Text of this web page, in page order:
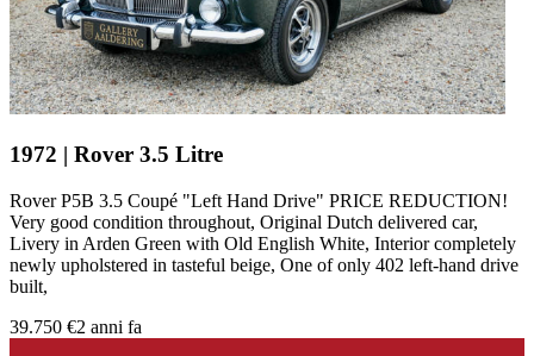
1972 | Rover 3.5 Litre
Rover P5B 3.5 Coupé "Left Hand Drive" PRICE REDUCTION!
Very good condition throughout, Original Dutch delivered car,
Livery in Arden Green with Old English White, Interior completely
newly upholstered in tasteful beige, One of only 402 left-hand drive
built,
39.750 €2 anni fa